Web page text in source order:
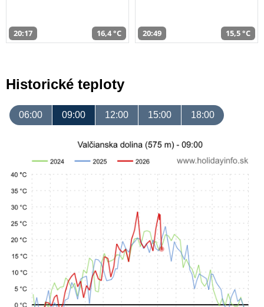
20:17 16,4 °C 20:49 15,5 °C
Historické teploty
06:00 09:00 12:00 15:00 18:00